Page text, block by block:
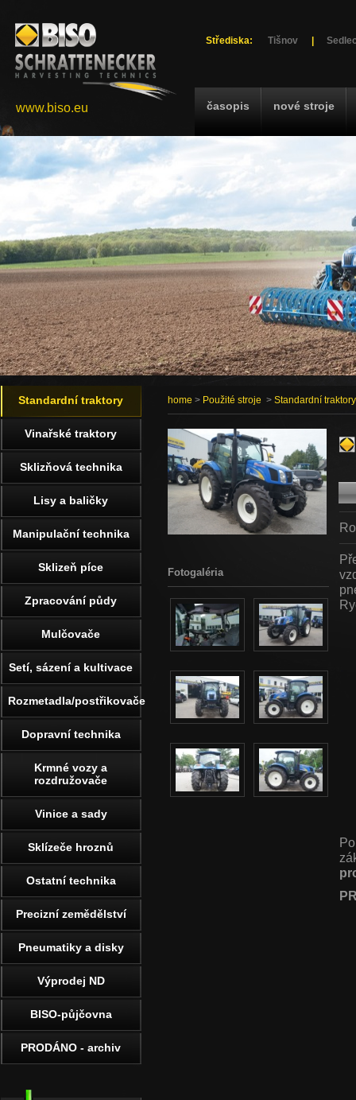
Střediska: Tišnov
časopis nové stroje
www.biso.eu
home > Použité stroje > Standardní traktory
Fotogaléria
Standardní traktory
Vinařské traktory
Sklizňová technika
Lisy a baličky
Manipulační technika
Sklizeň píce
Zpracování půdy
Mulčovače
Setí, sázení a kultivace
Rozmetadla/postřikovače
Dopravní technika
Krmné vozy a
rozdružovače
Vinice a sady
Sklízeče hroznů
Ostatní technika
Precizní zemědělství
Pneumatiky a disky
Výprodej ND
BISO-půjčovna
PRODÁNO - archiv